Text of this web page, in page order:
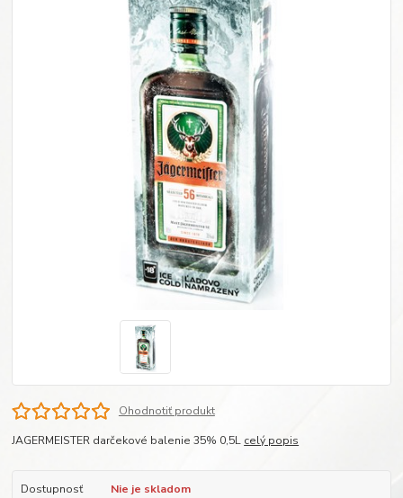
Ohodnotiť produkt
JAGERMEISTER darčekové balenie 35% 0,5L celý popis
Dostupnosť
Nie je skladom